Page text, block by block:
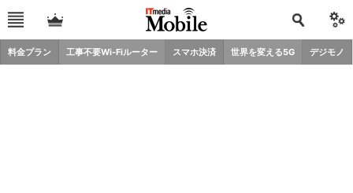
料金プラン 工事不要Wi-Fiルーター スマホ決済 世界を変える5G デジモノ